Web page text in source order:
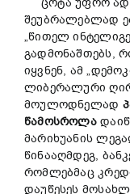
შეუბრალებლად
„წითელ
გადმონაშთებს,
იყვნენ, ამ
ლიბერალური
მოულოდნელად
წამოსროლა
მარიხუანის
წინააღმდეგ,
რომლებმაც
დაუწესეს